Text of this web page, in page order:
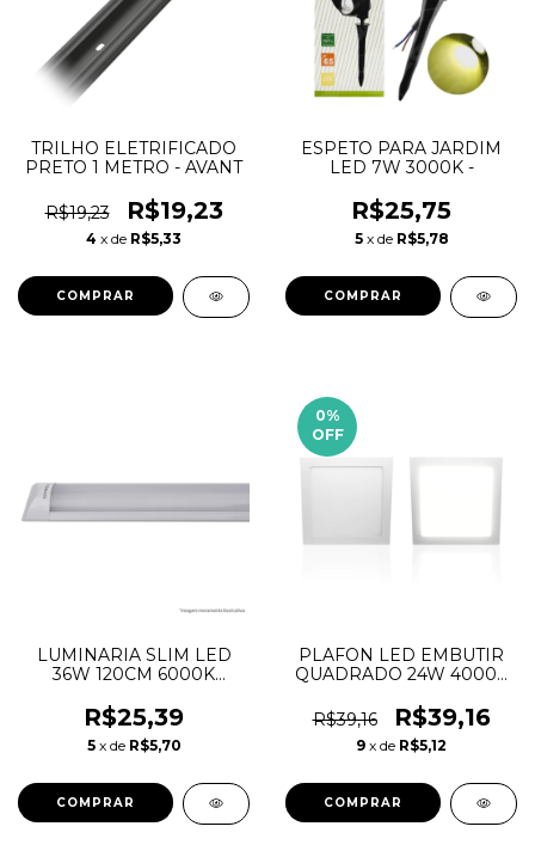
TRILHO ELETRIFICADO
PRETO 1 METRO - AVANT
R$19,23 R$19,23
4 x de R$5,33
ESPETO PARA JARDIM
LED 7W 3000K -
R$25,75
5 x de R$5,78
LUMINARIA SLIM LED
36W 120CM 6000K
R$25,39
5 x de R$5,70
0%
OFF
PLAFON LED EMBUTIR
QUADRADO 24W 4000K
R$39,16
R$39,16
9 x de R$5,12